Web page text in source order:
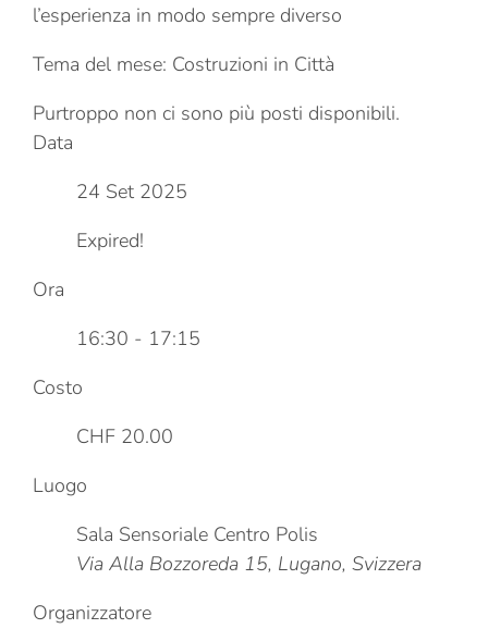
l’esperienza in modo sempre diverso
Tema del mese: Costruzioni in Città
Purtroppo non ci sono più posti disponibili.
Data
24 Set 2025
Expired!
Ora
16:30 - 17:15
Costo
CHF 20.00
Luogo
Sala Sensoriale Centro Polis
Via Alla Bozzoreda 15, Lugano, Svizzera
Organizzatore